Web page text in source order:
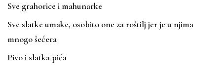
Sve grahorice i mahunarke
Sve slatke umake, osobito one za roštilj jer je u njima
mnogo šećera
Pivo i slatka pića